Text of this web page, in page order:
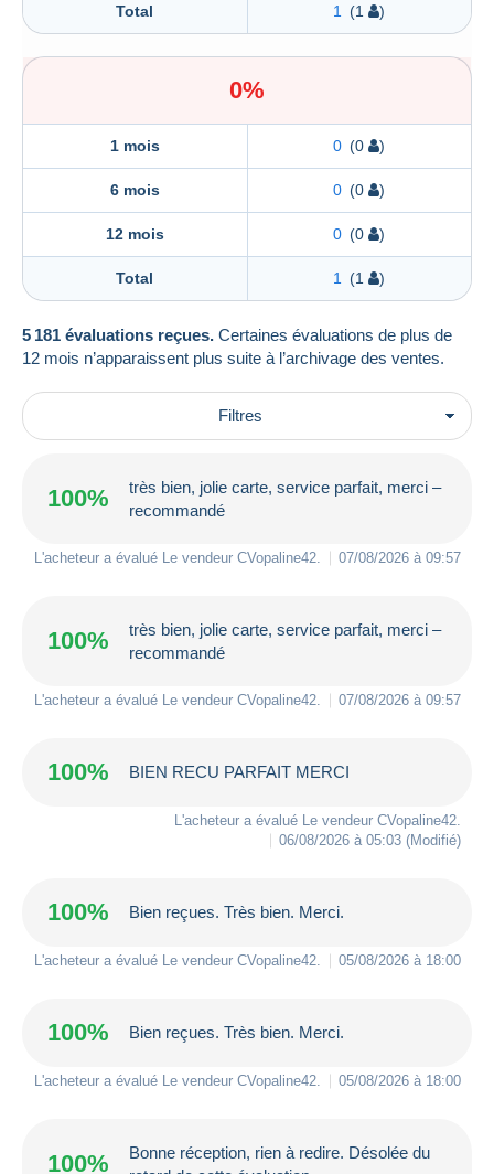
Total 1 (1 )
0%
1 mois 0 (0 )
6 mois 0 (0 )
12 mois 0 (0 )
Total 1 (1 )
5 181 évaluations reçues. Certaines évaluations de plus de
12 mois n’apparaissent plus suite à l’archivage des ventes.
Filtres
100%
très bien, jolie carte, service parfait, merci –
recommandé
L'acheteur a évalué Le vendeur CVopaline42 07/08/2026 à 09:57
100%
très bien, jolie carte, service parfait, merci –
recommandé
L'acheteur a évalué Le vendeur CVopaline42 07/08/2026 à 09:57
100% BIEN RECU PARFAIT MERCI
L'acheteur a évalué Le vendeur CVopaline42
06/08/2026 à 05:03 (Modifié)
100% Bien reçues. Très bien. Merci.
L'acheteur a évalué Le vendeur CVopaline42 05/08/2026 à 18:00
100% Bien reçues. Très bien. Merci.
L'acheteur a évalué Le vendeur CVopaline42 05/08/2026 à 18:00
100%
Bonne réception, rien à redire. Désolée du